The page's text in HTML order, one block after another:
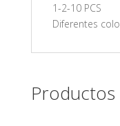
1-2-10 PCS
Diferentes